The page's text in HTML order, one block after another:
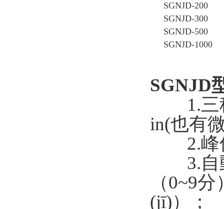
SGNJD-200
SGNJD-300
SGNJD-500
SGNJD-1000
SGNJD
1.三種
in(也有微
2.峰值
3.自動
（0~9
(jī)）；